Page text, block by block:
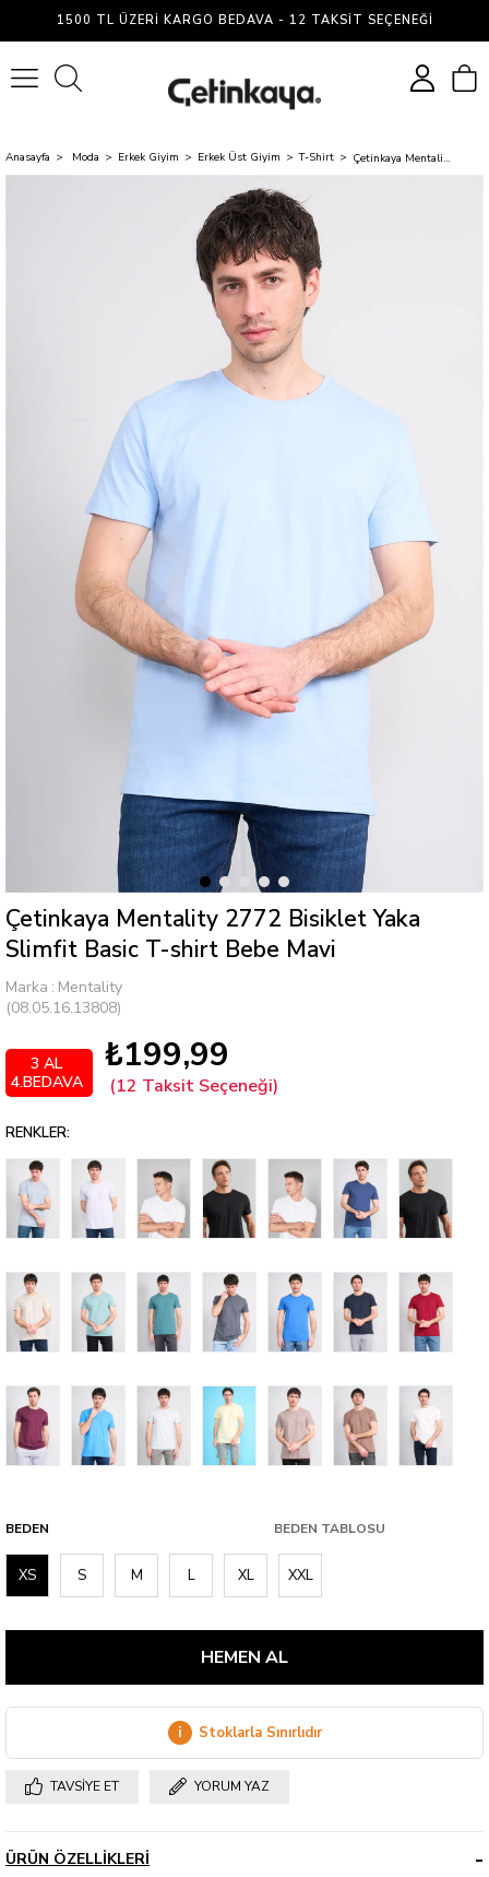
1500 TL ÜZERI KARGO BEDAVA - 12 TAKSIT SEÇENEĞI
Anasayfa Moda Erkek Giyim Erkek Üst Giyim T-Shirt Çetinkaya Mentality 2772 Bisiklet Yaka Slimfit Basic T-shirt Bebe Mavi
Çetinkaya Mentality 2772 Bisiklet Yaka
Slimfit Basic T-shirt Bebe Mavi
Marka : Mentality
(08.05.16.13808)
₺199,99
3 AL
4.BEDAVA
RENKLER:
BEDEN BEDEN TABLOSU
XS S M L XL XXL
i Stoklarla Sınırlıdır
TAVSIYE ET YORUM YAZ
ÜRÜN ÖZELLIKLERI